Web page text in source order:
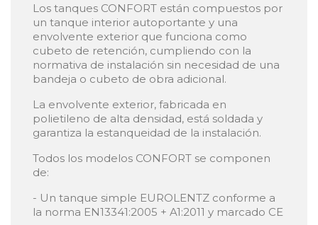
Los tanques CONFORT están compuestos por
un tanque interior autoportante y una
envolvente exterior que funciona como
cubeto de retención, cumpliendo con la
normativa de instalación sin necesidad de una
bandeja o cubeto de obra adicional.
La envolvente exterior, fabricada en
polietileno de alta densidad, está soldada y
garantiza la estanqueidad de la instalación.
Todos los modelos CONFORT se componen
de:
- Un tanque simple EUROLENTZ conforme a
la norma EN13341:2005 + A1:2011 y marcado CE